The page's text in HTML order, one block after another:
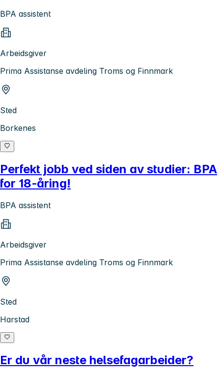
BPA assistent
Arbeidsgiver
Prima Assistanse avdeling Troms og Finnmark
Sted
Borkenes
Perfekt jobb ved siden av studier: BPA
for 18‑åring!
BPA assistent
Arbeidsgiver
Prima Assistanse avdeling Troms og Finnmark
Sted
Harstad
Er du vår neste helsefagarbeider?